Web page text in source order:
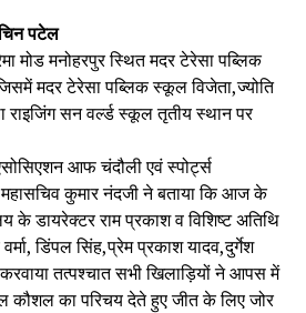
पटेल
मोड मनोहरपुर स्थित मदर टेरेसा पब्लिक
मदर टेरेसा पब्लिक स्कूल विजेता,ज्योति
सन वर्ल्ड स्कूल तृतीय स्थान पर
आफ चंदौली एवं स्पोर्ट्स
कुमार नंदजी ने बताया कि आज के
के डायरेक्टर राम प्रकाश व विशिष्ट अतिथि
डिंपल सिंह,प्रेम प्रकाश यादव,दुर्गेश
तत्पश्चात सभी खिलाड़ियों ने आपस में
कौशल का परिचय देते हुए जीत के लिए जोर